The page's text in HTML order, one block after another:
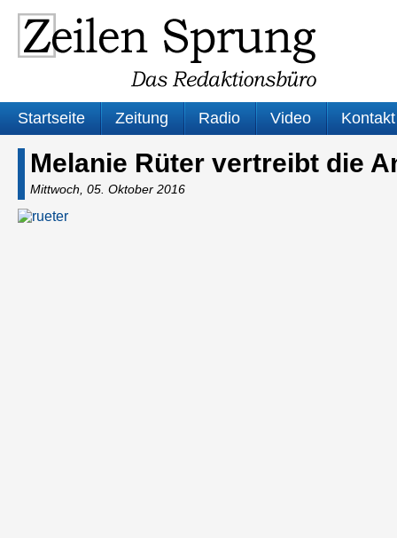
Startseite Zeitung Radio Video Kontakt
Melanie Rüter vertreibt die
Mittwoch, 05. Oktober 2016